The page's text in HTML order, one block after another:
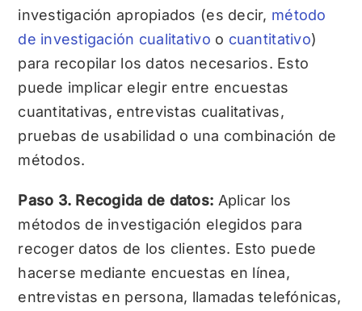
investigación apropiados (es decir, método
de investigación cualitativo o cuantitativo)
para recopilar los datos necesarios. Esto
puede implicar elegir entre encuestas
cuantitativas, entrevistas cualitativas,
pruebas de usabilidad o una combinación de
métodos.
Paso 3. Recogida de datos: Aplicar los
métodos de investigación elegidos para
recoger datos de los clientes. Esto puede
hacerse mediante encuestas en línea,
entrevistas en persona, llamadas telefónicas,